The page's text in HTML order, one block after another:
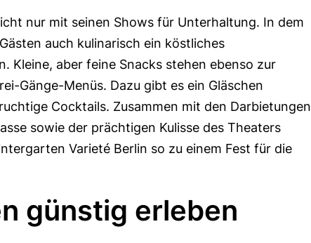
nur mit seinen Shows für Unterhaltung. In dem
auch kulinarisch ein köstliches
Kleine, aber feine Snacks stehen ebenso zur
Gänge-Menüs. Dazu gibt es ein Gläschen
Cocktails. Zusammen mit den Darbietungen
sowie der prächtigen Kulisse des Theaters
Varieté Berlin so zu einem Fest für die
günstig erleben